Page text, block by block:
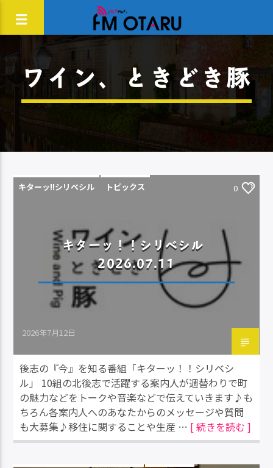
ワイン、ときどき豚
キターッ!!シリベシル トピックス 0
キターッ！！シリベシル
2026.07.11
2026年7月12日
後志の『今』を知る番組「キターッ！！シリベシ
ル」 10組の北後志で活躍する案内人が週替わりで町
の魅力などをトークや音楽などで伝えていきます♪も
ちろん各案内人へのあなたからのメッセージや質問
も大募集♪移住に関することや生産 … [ 続きを読む ]